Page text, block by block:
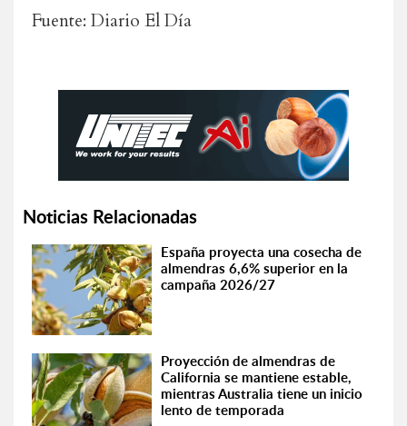
Fuente: Diario El Día
Noticias Relacionadas
España proyecta una cosecha de
almendras 6,6% superior en la
campaña 2026/27
Proyección de almendras de
California se mantiene estable,
mientras Australia tiene un inicio
lento de temporada